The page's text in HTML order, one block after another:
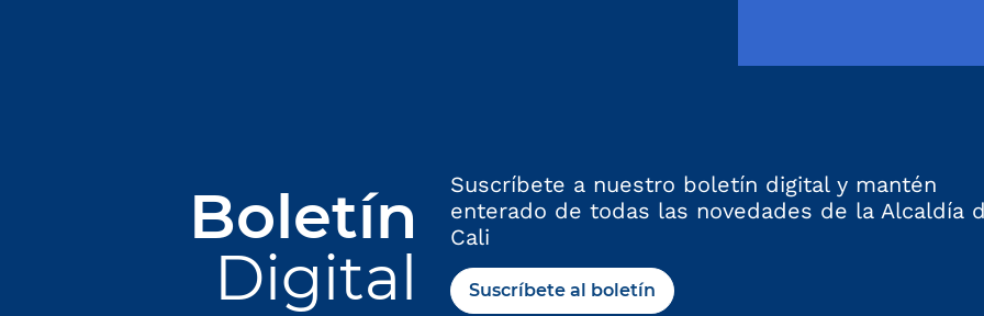
Boletín
Digital
Suscríbete a nuestro boletín digital y mantén
enterado de todas las novedades de la Alcaldía
Cali
Suscríbete al boletín